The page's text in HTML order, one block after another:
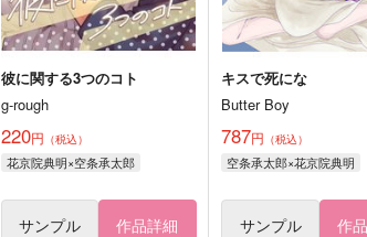
彼に関する3つのコト
g-rough
220円 （税込）
花京院典明×空条承太郎
サンプル 作品詳細
キスで死にな
Butter Boy
787円 （税込）
空条承太郎×花京院典明
サンプル 作